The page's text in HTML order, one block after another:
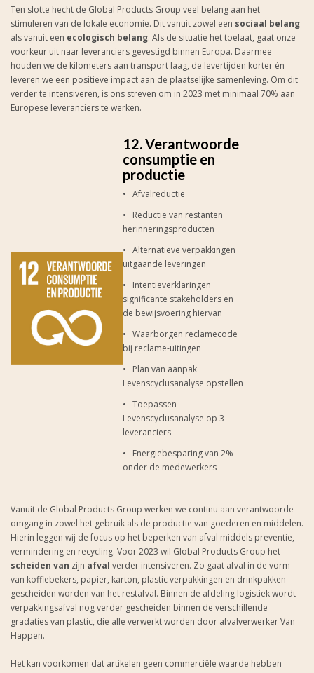
Ten slotte hecht de Global Products Group veel belang aan het
stimuleren van de lokale economie. Dit vanuit zowel een sociaal belang
als vanuit een ecologisch belang. Als de situatie het toelaat, gaat onze
voorkeur uit naar leveranciers gevestigd binnen Europa. Daarmee
houden we de kilometers aan transport laag, de levertijden korter én
leveren we een positieve impact aan de plaatselijke samenleving. Om dit
verder te intensiveren, is ons streven om in 2023 met minimaal 70% aan
Europese leveranciers te werken.
12. Verantwoorde
consumptie en
productie
• Afvalreductie
• Reductie van restanten
herinneringsproducten
• Alternatieve verpakkingen
uitgaande leveringen
• Intentieverklaringen
significante stakeholders en
de bewijsvoering hiervan
• Waarborgen reclamecode
bij reclame-uitingen
• Plan van aanpak
Levenscyclusanalyse opstellen
• Toepassen
Levenscyclusanalyse op 3
leveranciers
• Energiebesparing van 2%
onder de medewerkers
Vanuit de Global Products Group werken we continu aan verantwoorde
omgang in zowel het gebruik als de productie van goederen en middelen.
Hierin leggen wij de focus op het beperken van afval middels preventie,
vermindering en recycling. Voor 2023 wil Global Products Group het
scheiden van zijn afval verder intensiveren. Zo gaat afval in de vorm
van koffiebekers, papier, karton, plastic verpakkingen en drinkpakken
gescheiden worden van het restafval. Binnen de afdeling logistiek wordt
verpakkingsafval nog verder gescheiden binnen de verschillende
gradaties van plastic, die alle verwerkt worden door afvalverwerker Van
Happen.
Het kan voorkomen dat artikelen geen commerciële waarde hebben